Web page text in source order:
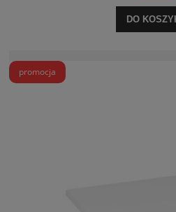
DO
promocja